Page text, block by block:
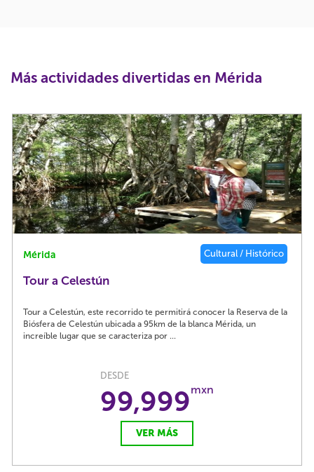
Más actividades divertidas en Mérida
Mérida Cultural / Histórico
Tour a Celestún
Tour a Celestún, este recorrido te permitirá conocer la Reserva de la
Biósfera de Celestún ubicada a 95km de la blanca Mérida, un
increíble lugar que se caracteriza por ...
DESDE
99,999mxn
VER MÁS